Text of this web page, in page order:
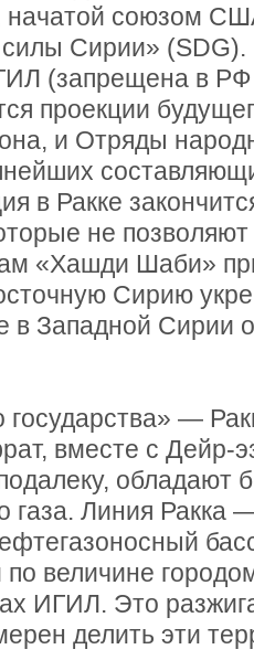
начатой союзом
Сирии»
(запрещена в
проекции
и Отряды
в Ракке
не
«Хашди Шаби»
Сирию
в Западной Сирии
государства» —
вместе с Дейр-
обладают
газа. Линия Ракка
величине
ИГИЛ. Это
делить эти